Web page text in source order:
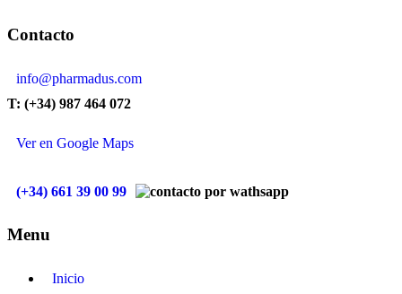
Contacto
info@pharmadus.com
T: (+34) 987 464 072
Ver en Google Maps
(+34) 661 39 00 99
Menu
Inicio